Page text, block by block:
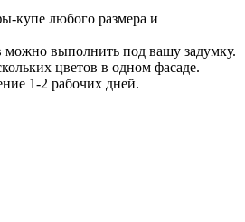
купе любого размера и
можно выполнить под вашу задумку.
цветов в одном фасаде.
1-2 рабочих дней.